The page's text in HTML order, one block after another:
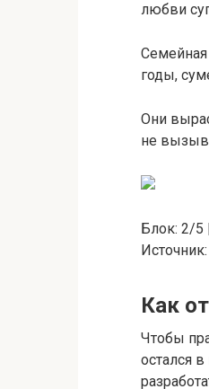
любви
годы,
Они
не
Блок: 2/
Как
Чтобы
остался